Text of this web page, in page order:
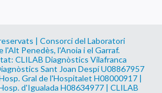
| Consorci del Laboratori
l'Alt Penedès, l'Anoia i el Garraf.
CLILAB Diagnòstics Vilafranca
Sant Joan Despí U08867957
Gral de l'Hospitalet H08000917 |
d'Igualada H08634977 | CLILAB